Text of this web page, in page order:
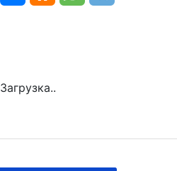
Загрузка..